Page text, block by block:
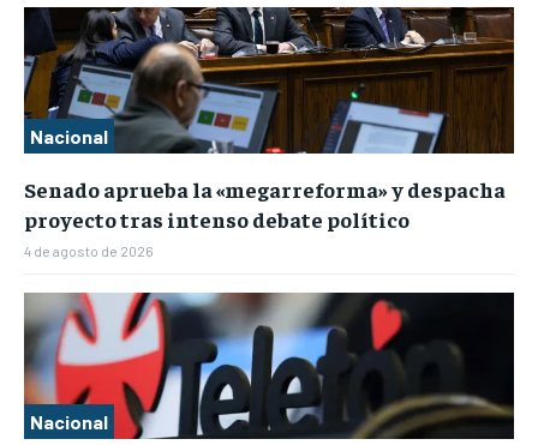
Nacional
Senado aprueba la «megarreforma» y despacha
proyecto tras intenso debate político
4 de agosto de 2026
Nacional